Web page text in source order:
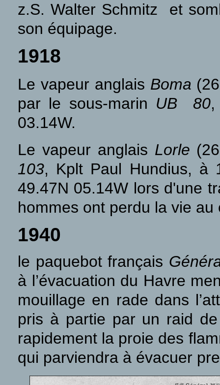
z.S. Walter Schmitz et
son équipage.
1918
Le vapeur anglais Boma
par le sous-marin UB 80
03.14W.
Le vapeur anglais Lorle
103, Kplt Paul Hundius, à
49.47N 05.14W lors d'une
hommes ont perdu la vie
1940
le paquebot français
à l’évacuation du Havre
mouillage en rade dans
pris à partie par un raid
rapidement la proie des
qui parviendra à évacuer